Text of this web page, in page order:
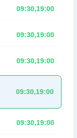
09:30,19:00
09:30,19:00
09:30,19:00
09:30,19:00
09:30,19:00